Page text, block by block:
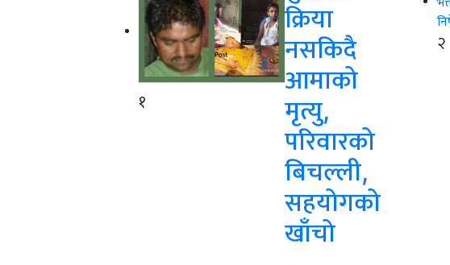
१
क्रिया
नसकिदै
आमाको
मृत्यु,
परिवारको
बिचल्ली,
सहयोगको
खाँचो
२